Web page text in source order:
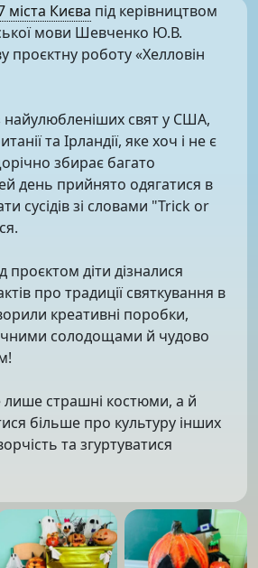
міста Києва під керівництвом
мови Шевченко Ю.В.
проєктну роботу «Хелловін
найулюбленіших свят у США,
та Ірландії, яке хоч і не є
збирає багато
день прийнято одягатися в
сусідів зі словами "Trick or
проєктом діти дізналися
про традиції святкування в
креативні поробки,
солодощами й чудово
страшні костюми, а й
більше про культуру інших
та згуртуватися